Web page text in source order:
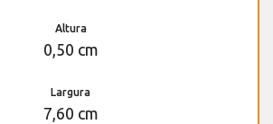
Altura
0,50 cm
Largura
7,60 cm